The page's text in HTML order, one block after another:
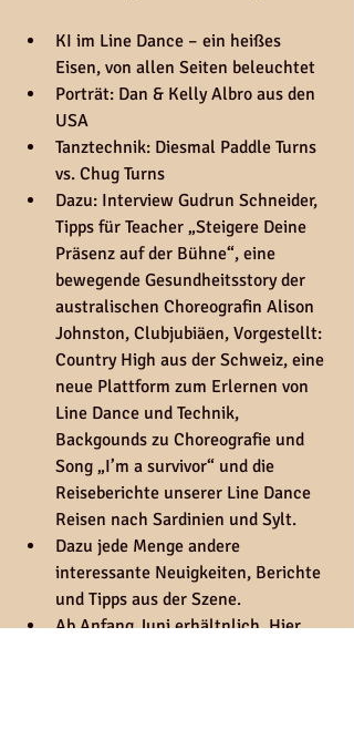
KI im Line Dance – ein heißes
Eisen, von allen Seiten beleuchtet
Porträt: Dan & Kelly Albro aus den
USA
Tanztechnik: Diesmal Paddle Turns
vs. Chug Turns
Dazu: Interview Gudrun Schneider,
Tipps für Teacher „Steigere Deine
Präsenz auf der Bühne“, eine
bewegende Gesundheitsstory der
australischen Choreografin Alison
Johnston, Clubjubiäen, Vorgestellt:
Country High aus der Schweiz, eine
neue Plattform zum Erlernen von
Line Dance und Technik,
Backgounds zu Choreografie und
Song „I’m a survivor“ und die
Reiseberichte unserer Line Dance
Reisen nach Sardinien und Sylt.
Dazu jede Menge andere
interessante Neuigkeiten, Berichte
und Tipps aus der Szene.
Ab Anfang Juni erhältnlich. Hier